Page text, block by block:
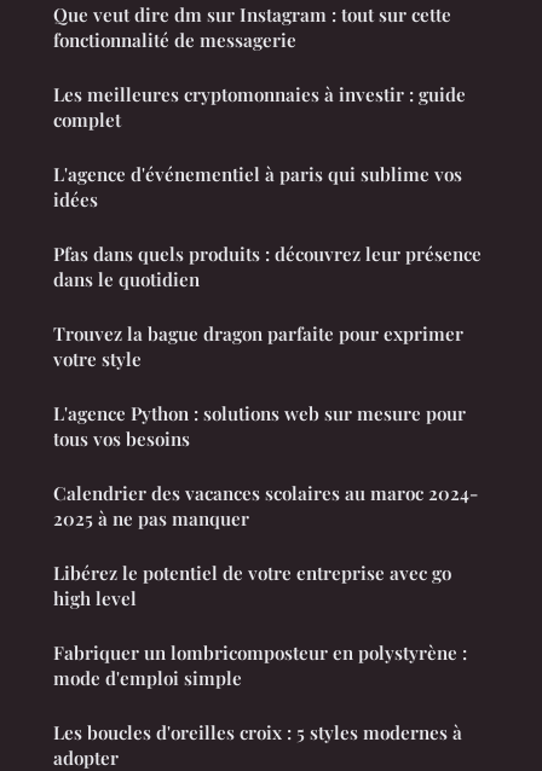
Que veut dire dm sur Instagram : tout sur cette
fonctionnalité de messagerie
Les meilleures cryptomonnaies à investir : guide
complet
L'agence d'événementiel à paris qui sublime vos
idées
Pfas dans quels produits : découvrez leur présence
dans le quotidien
Trouvez la bague dragon parfaite pour exprimer
votre style
L'agence Python : solutions web sur mesure pour
tous vos besoins
Calendrier des vacances scolaires au maroc 2024-
2025 à ne pas manquer
Libérez le potentiel de votre entreprise avec go
high level
Fabriquer un lombricomposteur en polystyrène :
mode d'emploi simple
Les boucles d'oreilles croix : 5 styles modernes à
adopter